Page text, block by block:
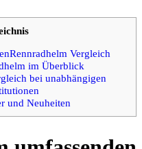
Vergleich
im Überblick
bei unabhängigen
und Neuheiten